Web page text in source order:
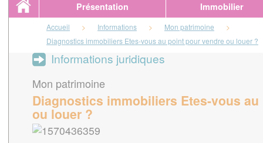
Présentation Immobilier
Accueil > Informations > Mon patrimoine
>
Diagnostics immobiliers Etes-vous au point pour vendre ou louer ?
Informations juridiques
Mon patrimoine
Diagnostics immobiliers Etes-vous
ou louer ?